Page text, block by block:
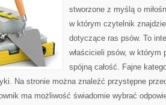
stworzone z myślą o
w którym czytelnik
dotyczące ras psów. To
właścicieli psów, w którym
spójną całość. Fajne
Na stronie można znaleźć przystępne
ma możliwość świadomie wybrać